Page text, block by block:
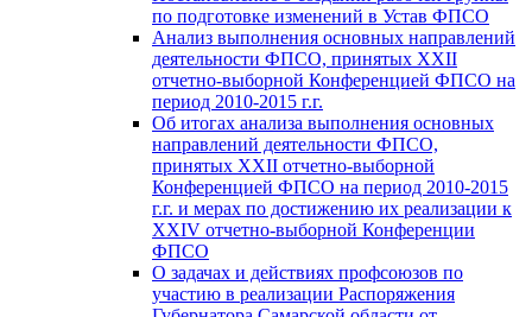
по подготовке изменений в Устав ФПСО
Анализ выполнения основных направлений
деятельности ФПСО, принятых XXII
отчетно-выборной Конференцией ФПСО на
период 2010-2015 г.г.
Об итогах анализа выполнения основных
направлений деятельности ФПСО,
принятых XXII отчетно-выборной
Конференцией ФПСО на период 2010-2015
г.г. и мерах по достижению их реализации к
XXIV отчетно-выборной Конференции
ФПСО
О задачах и действиях профсоюзов по
участию в реализации Распоряжения